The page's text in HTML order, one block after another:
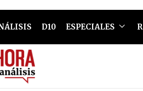
D10 ESPECIALES